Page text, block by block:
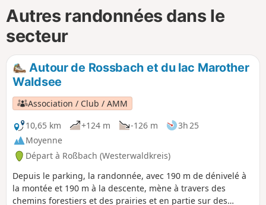
Autres randonnées dans le
secteur
Autour de Rossbach et du lac Marother
Waldsee
Association / Club / AMM
10,65 km
+124 m -126 m
3h 25
Moyenne
Départ à Roßbach (Westerwaldkreis)
Depuis le parking, la randonnée, avec 190 m de dénivelé à
la montée et 190 m à la descente, mène à travers des
chemins forestiers et des prairies et en partie sur des